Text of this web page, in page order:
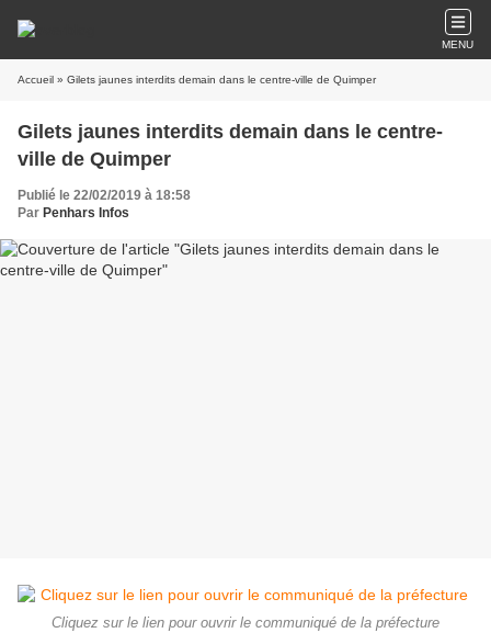
MENU
Accueil » Gilets jaunes interdits demain dans le centre-ville de Quimper
Gilets jaunes interdits demain dans le centre-
ville de Quimper
Publié le 22/02/2019 à 18:58
Par Penhars Infos
Cliquez sur le lien pour ouvrir le communiqué de la préfecture